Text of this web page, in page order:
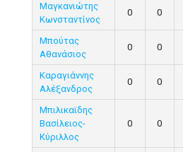
Μαγκανιώτης
Κωνσταντίνος
0 0
Μπούτας
Αθανάσιος
0 0
Καραγιάννης
Αλέξανδρος
0 0
Μπιλικαϊδης
Βασίλειος-
Κύριλλος
0 0